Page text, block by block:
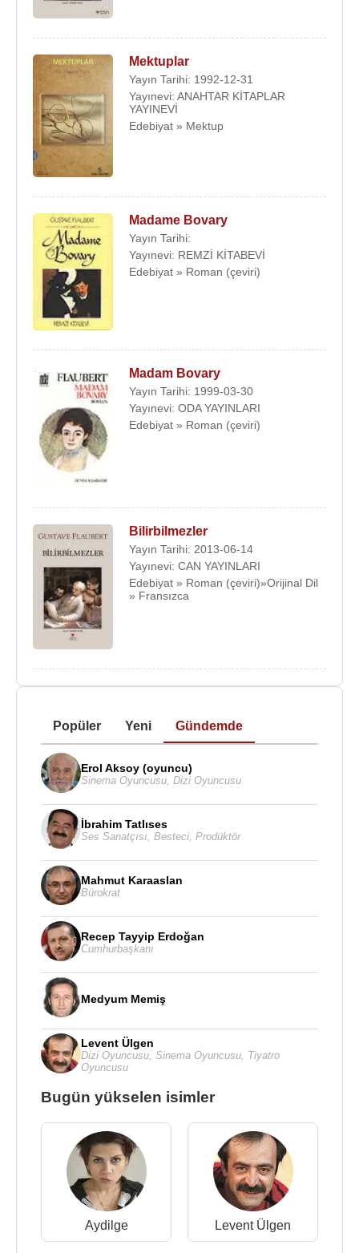
Mektuplar
Yayın Tarihi: 1992-12-31
Yayınevi: ANAHTAR KİTAPLAR
YAYINEVİ
Edebiyat » Mektup
Madame Bovary
Yayın Tarihi:
Yayınevi: REMZİ KİTABEVİ
Edebiyat » Roman (çeviri)
Madam Bovary
Yayın Tarihi: 1999-03-30
Yayınevi: ODA YAYINLARI
Edebiyat » Roman (çeviri)
Bilirbilmezler
Yayın Tarihi: 2013-06-14
Yayınevi: CAN YAYINLARI
Edebiyat » Roman (çeviri)»Orijinal Dil
» Fransızca
Popüler Yeni Gündemde
Erol Aksoy (oyuncu)
Sinema Oyuncusu, Dizi Oyuncusu
İbrahim Tatlıses
Ses Sanatçısı, Besteci, Prodüktör
Mahmut Karaaslan
Bürokrat
Recep Tayyip Erdoğan
Cumhurbaşkanı
Medyum Memiş
Levent Ülgen
Dizi Oyuncusu Sinema Oyuncusu Tiyatro
Oyuncusu
Bugün yükselen isimler
Aydilge Levent Ülgen